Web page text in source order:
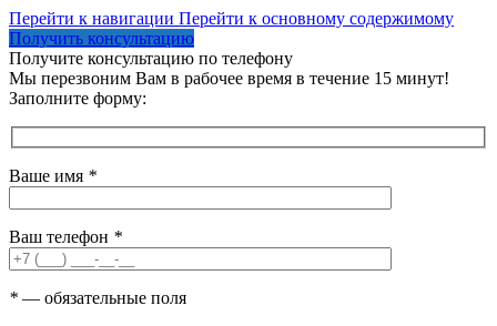
Перейти к навигации Перейти к основному содержимому
Получить консультацию
Получите консультацию по телефону
Мы перезвоним Вам в рабочее время в течение 15 минут!
Заполните форму:
Ваше имя *
Ваш телефон *
* — обязательные поля